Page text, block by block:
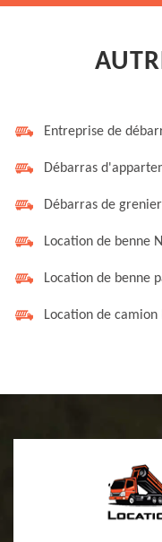
Entreprise de
Débarras
Débarras de
Location de benne
Location de benne
Location de